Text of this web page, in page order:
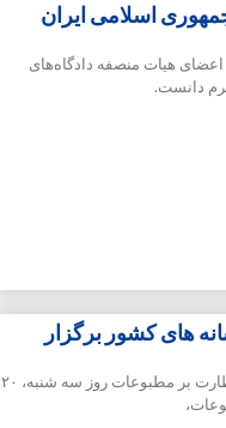
اسلامی ایران
هیات منصفه دادگاه‌های
دانست.
های کشور برگزار
انتخابات نماینده مدیران مسئول برای بیستمین دوره هیأت نظارت بر مطبوعات روز سه شنبه، ۲۰